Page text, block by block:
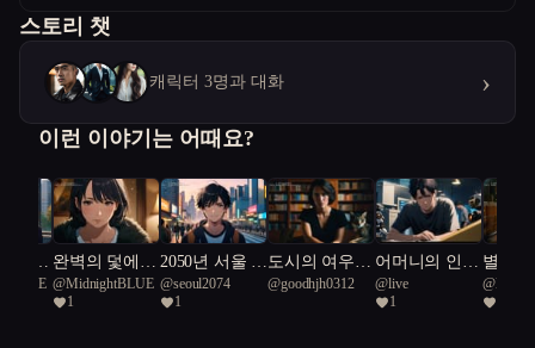
스토리 챗
캐릭터 3명과 대화 ›
이런 이야기는 어때요?
계의 완벽의 덫에서
벗어나
@MidnightBLUE
1
2050년 서울 :
나는 누구인
가?
@seoul2074
1
도시의 여우:
개발과 유머
@goodhjh0312
어머니의 인형
극
@live
1
별의
@live